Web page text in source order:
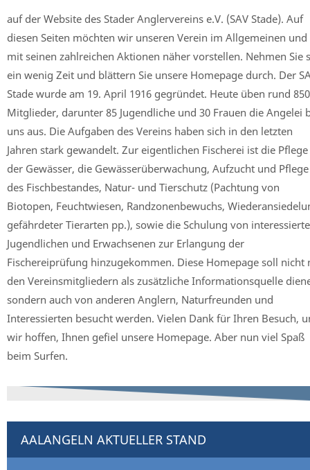
auf der Website des Stader Anglervereins e.V. (SAV Stade). Auf
diesen Seiten möchten wir unseren Verein im Allgemeinen und
mit seinen zahlreichen Aktionen näher vorstellen. Nehmen Sie
ein wenig Zeit und blättern Sie unsere Homepage durch. Der
Stade wurde am 19. April 1916 gegründet. Heute üben rund 850
Mitglieder, darunter 85 Jugendliche und 30 Frauen die Angelei
uns aus. Die Aufgaben des Vereins haben sich in den letzten
Jahren stark gewandelt. Zur eigentlichen Fischerei ist die Pflege
der Gewässer, die Gewässerüberwachung, Aufzucht und Pflege
des Fischbestandes, Natur- und Tierschutz (Pachtung von
Biotopen, Feuchtwiesen, Randzonenbewuchs,
gefährdeter Tierarten pp.), sowie die Schulung von
Jugendlichen und Erwachsenen zur Erlangung der
Fischereiprüfung hinzugekommen. Diese Homepage soll nicht
den Vereinsmitgliedern als zusätzliche Informationsquelle
sondern auch von anderen Anglern, Naturfreunden und
Interessierten besucht werden. Vielen Dank für Ihren Besuch,
wir hoffen, Ihnen gefiel unsere Homepage. Aber nun viel Spaß
beim Surfen.
AALANGELN AKTUELLER STAND